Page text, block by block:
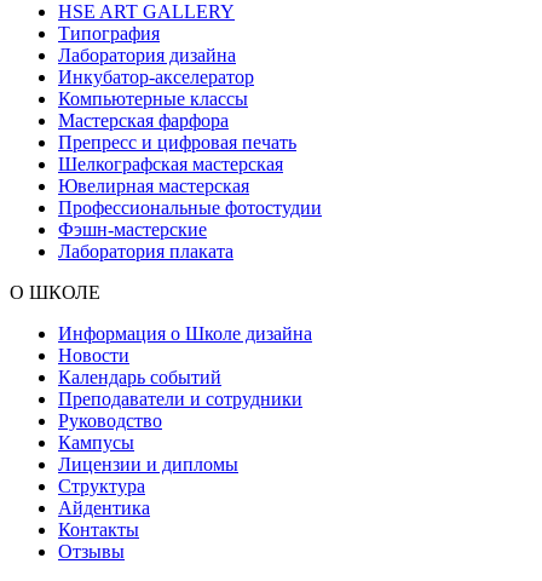
HSE ART GALLERY
Типография
Лаборатория дизайна
Инкубатор-акселератор
Компьютерные классы
Мастерская фарфора
Препресс и цифровая печать
Шелкографская мастерская
Ювелирная мастерская
Профессиональные фотостудии
Фэшн-мастерские
Лаборатория плаката
О ШКОЛЕ
Информация о Школе дизайна
Новости
Календарь событий
Преподаватели и сотрудники
Руководство
Кампусы
Лицензии и дипломы
Структура
Айдентика
Контакты
Отзывы